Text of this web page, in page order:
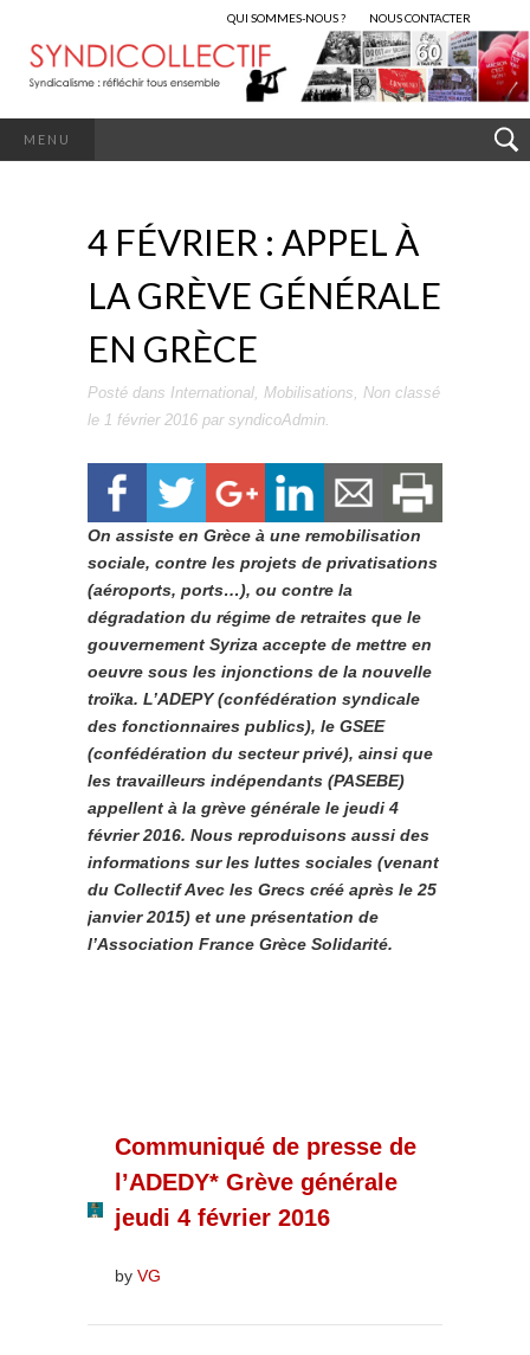
QUI SOMMES-NOUS ? NOUS CONTACTER
MENU
4 FÉVRIER : APPEL À
LA GRÈVE GÉNÉRALE
EN GRÈCE
Posté dans International, Mobilisations, Non classé
le 1 février 2016 par syndicoAdmin.
On assiste en Grèce à une remobilisation
sociale, contre les projets de privatisations
(aéroports, ports…), ou contre la
dégradation du régime de retraites que le
gouvernement Syriza accepte de mettre en
oeuvre sous les injonctions de la nouvelle
troïka. L’ADEPY (confédération syndicale
des fonctionnaires publics), le GSEE
(confédération du secteur privé), ainsi que
les travailleurs indépendants (PASEBE)
appellent à la grève générale le jeudi 4
février 2016. Nous reproduisons aussi des
informations sur les luttes sociales (venant
du Collectif Avec les Grecs créé après le 25
janvier 2015) et une présentation de
l’Association France Grèce Solidarité.
Communiqué de presse de
l’ADEDY* Grève générale
jeudi 4 février 2016
by VG